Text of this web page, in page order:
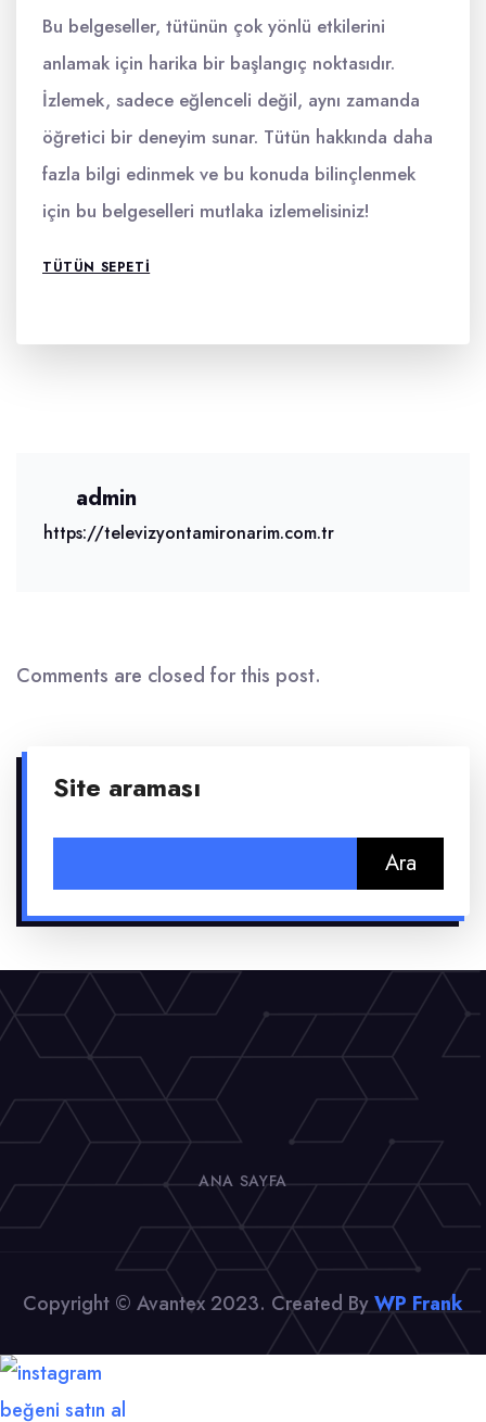
Bu belgeseller, tütünün çok yönlü etkilerini
anlamak için harika bir başlangıç noktasıdır.
İzlemek, sadece eğlenceli değil, aynı zamanda
öğretici bir deneyim sunar. Tütün hakkında daha
fazla bilgi edinmek ve bu konuda bilinçlenmek
için bu belgeselleri mutlaka izlemelisiniz!
TÜTÜN SEPETI
admin
https://televizyontamironarim.com.tr
Comments are closed for this post.
Site araması
ANA SAYFA
Copyright © Avantex 2023. Created ByWP Frank